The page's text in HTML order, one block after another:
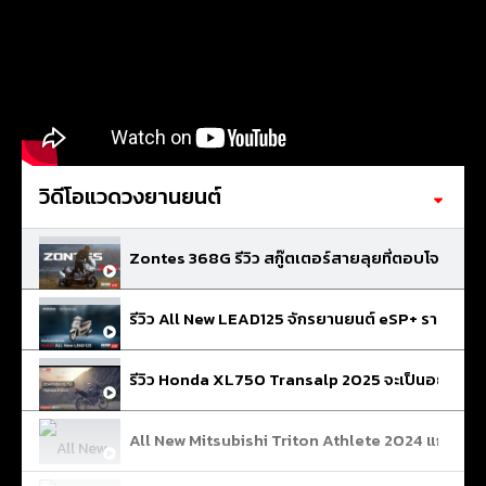
วิดีโอแวดวงยานยนต์
Zontes 368G รีวิว สกู๊ตเตอร์สายลุยที่ตอบโจทย์ทุก
รีวิว All New LEAD125 จักรยานยนต์ eSP+ รายละ
รีวิว Honda XL750 Transalp 2025 จะเป็นอย่างไร
All New Mitsubishi Triton Athlete 2024 แกร่งถึง